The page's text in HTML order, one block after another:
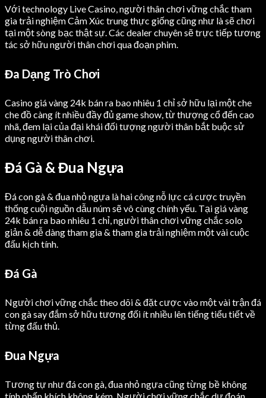
Với technology Live Casino, người thân chơi vững chắc tham
gia trải nghiệm Cảm Xúc trung thực giống cũng như là sẽ chơi
tại một sòng bạc thật sự. Các dealer chuyên sẽ trực tiếp tương
tác sở hữu người thân chơi qua đoạn phim.
Đa Dạng Trò Chơi
Casino giá vàng 24k bán ra bao nhiêu 1 chỉ sở hữu lại một che
che đồ càng ít nhiều đầy đủ game show, từ thượng cổ đến cao
nhã, đem lại của đại khái đối tượng người thân bắt buộc sử
dụng người thân chơi.
Đá Gà & Đua Ngựa
Đá con gà & đua nhỏ ngựa là hai công nỗ lực cá cược truyền
thống cuội nguồn dẫu núm sẽ vô cùng chính yếu. Tại giá vàng
24k bán ra bao nhiêu 1 chỉ, người thân chơi vững chắc solo
giản & dễ dàng tham gia & tham gia trải nghiệm một vài cuộc
đấu kịch tính.
Đá Gà
Người chơi vững chắc theo dõi & đặt cược vào một vài trận đá
con gà say đắm sở hữu tương đối ít nhiều lên tiếng tiểu tiết về
từng đấu thủ.
Đua Ngựa
Tương tự như đá con gà, đua nhỏ ngựa cũng từng bề không